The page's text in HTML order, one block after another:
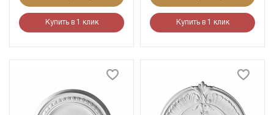
Купить в 1 клик Купить в 1 клик